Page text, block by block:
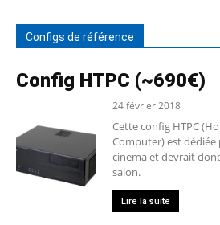
Configs de référence
Config HTPC (~690€)
24 février 2018
Cette config HTPC
Computer) est
cinema et devrait
salon.
Lire la suite